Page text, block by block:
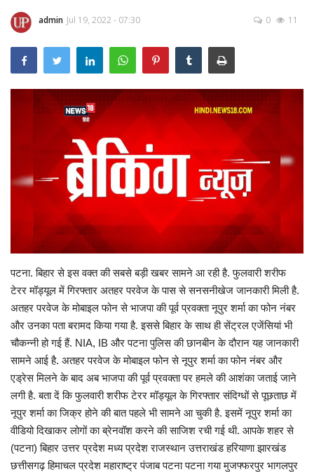
मनोरंजन
Gallery
अजब गज़ब
करियर
admin Jul 19, 2022 - 07:30 0 11
पटना. बिहार से इस वक्‍त की सबसे बड़ी खबर सामने आ रही है. फुलवारी शरीफ
टेरर मॉड्यूल में गिरफ्तार अतहर परवेज के पास से सनसनीखेज जानकारी मिली है.
अतहर परवेज के मोबाइल फोन से भाजपा की पूर्व प्रवक्‍ता नूपुर शर्मा का फोन नंबर
और उनका पता बरामद किया गया है. इससे बिहार के साथ ही सेंट्रल एजेंसियां भी
चौकन्‍नी हो गई हैं. NIA, IB और पटना पुलिस की छानबीन के दौरान य‍ह जानकारी
सामने आई है. अतहर परवेज के मोबाइल फोन से नूपुर शर्मा का फोन नंबर और
एड्रेस मिलने के बाद अब भाजपा की पूर्व प्रवक्‍ता पर हमले की आशंका जताई जाने
लगी है. बता दें कि फुलवारी शरीफ टेरर मॉड्यूल के गिरफ्तार संदिग्‍धों से पूछताछ में
नूपुर शर्मा का जिक्र होने की बात पहले भी सामने आ चुकी है. इसमें नूपुर शर्मा का
वीडियो दिखाकर लोगों का ब्रेनवॉश करने की साजिश रची गई थी. आपके शहर से
(पटना) बिहार उत्तर प्रदेश मध्य प्रदेश राजस्थान उत्तराखंड हरियाणा झारखंड
छत्तीसगढ़ हिमाचल प्रदेश महाराष्ट्र पंजाब पटना पटना गया मुजफ्फरपुर भागलपुर